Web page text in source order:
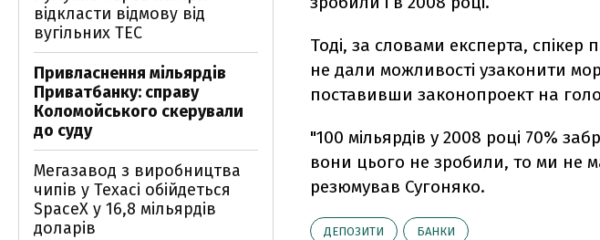
Тоді, за словами експерта,
не дали можливості узаконити
поставивши законопроект на
"100 мільярдів у 2008 році 70%
вони цього не зробили, то ми не
резюмував Сугоняко.
ДЕПОЗИТИ БАНКИ
відкласти відмову від
вугільних ТЕС
Привласнення мільярдів
Приватбанку: справу
Коломойського скерували
до суду
Мегазавод з виробництва
чипів у Техасі обійдеться
SpaceX у 16,8 мільярдів
доларів